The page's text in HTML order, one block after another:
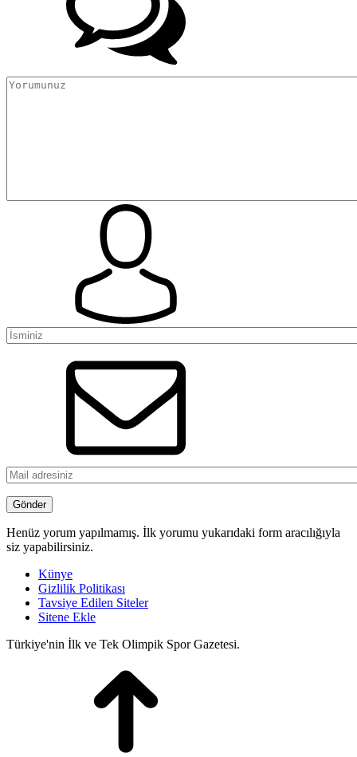
Henüz yorum yapılmamış. İlk yorumu yukarıdaki form aracılığıyla
siz yapabilirsiniz.
Künye
Gizlilik Politikası
Tavsiye Edilen Siteler
Sitene Ekle
Türkiye'nin İlk ve Tek Olimpik Spor Gazetesi.